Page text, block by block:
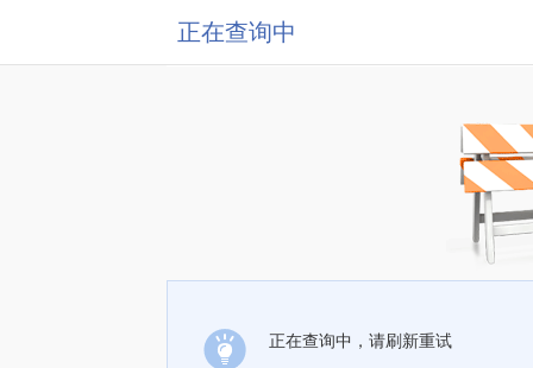
正在查询中
正在查询中，请刷新重试